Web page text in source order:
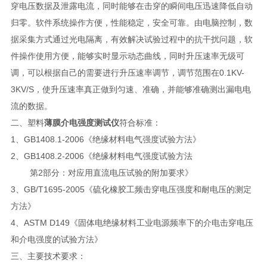
穿电压数据及泄露电流，同时能够在击穿的瞬间电压迅速降低自动
归零。软件系统操作方便，性能稳定，安全可靠。由电脑控制，数
据采集方式通过光电隔离，有效解决试验过程中的抗干扰问题，软
件操作使用方便，能够实时显示动态曲线，同时升压速率无级可
调，可以根据自己的需要进行升压速率调节，调节范围在0.1KV-
3KV/S，使升压速率真正做到匀速、准确，并能够准确测出漏电电
流的数据。
二、塑料薄膜介电强度测试仪符合标准：
1、GB1408.1-2006《绝缘材料电气强度试验方法》
2、GB1408.2-2006《绝缘材料电气强度试验方法
第2部分：对应用直流电压试验的附加要求》
3、GB/T1695-2005《硫化橡胶工频击穿电压强度和耐电压的测定
方法》
4、ASTM D149《固体电绝缘材料工业电源频率下的介电击穿电压
和介电强度的试验方法》
三、主要技术要求：